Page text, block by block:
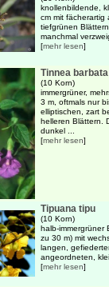
knollenbildende,
cm mit fächerartig
tiefgrünen
manchmal
[mehr lesen]
Tinnea barbata
(10 Korn)
immergrüner,
3 m, oftmals nur
elliptischen, zart
helleren Blättern.
dunkel ...
[mehr lesen]
Tipuana tipu
(10 Korn)
halb-immergrüner
zu 30 m) mit
langen,
angeordneten,
[mehr lesen]